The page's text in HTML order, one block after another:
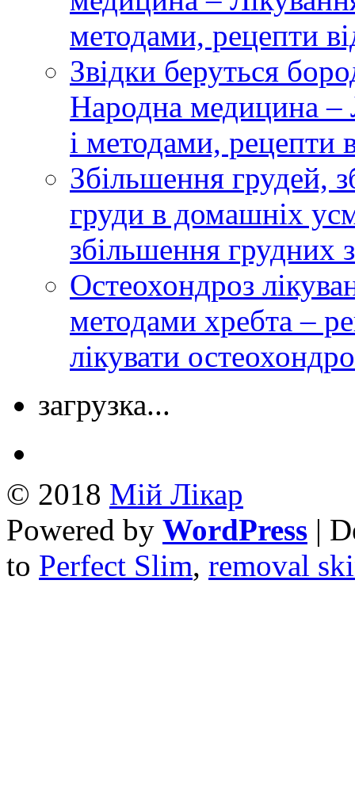
методами, рецепти
Звідки беруться
Народна медицина –
і методами, рецепти
Збільшення грудей,
груди в домашніх
збільшення грудних
Остеохондроз
методами хребта –
лікувати
загрузка...
© 2018 Mій Лікар
Powered by WordPress |
to Perfect Slim, removal